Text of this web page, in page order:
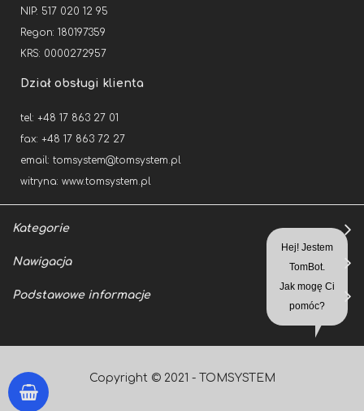
NIP: 517 020 12 95
Regon: 180197359
KRS: 0000272957
Dział obsługi klienta
tel: +48 17 863 27 01
fax: +48 17 863 72 27
email: tomsystem@tomsystem.pl
witryna: www.tomsystem.pl
Kategorie
Nawigacja
Podstawowe informacje
Copyright © 2021 - TOMSYSTEM